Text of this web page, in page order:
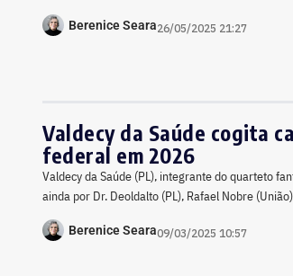
Berenice Seara26/05/2025 21:27
Valdecy da Saúde cogita
federal em 2026
Valdecy da Saúde (PL), integrante do quarteto
ainda por Dr. Deoldalto (PL), Rafael Nobre
Berenice Seara09/03/2025 10:57